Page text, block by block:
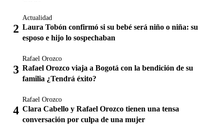
Actualidad
Laura Tobón confirmó si su bebé será niño o niña: su
esposo e hijo lo sospechaban
Rafael Orozco
Rafael Orozco viaja a Bogotá con la bendición de su
familia ¿Tendrá éxito?
Rafael Orozco
Clara Cabello y Rafael Orozco tienen una tensa
conversación por culpa de una mujer